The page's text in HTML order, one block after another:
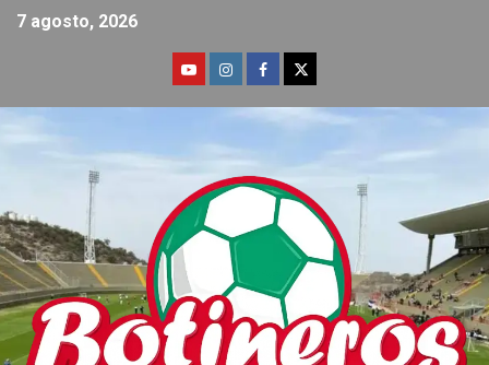
7 agosto, 2026